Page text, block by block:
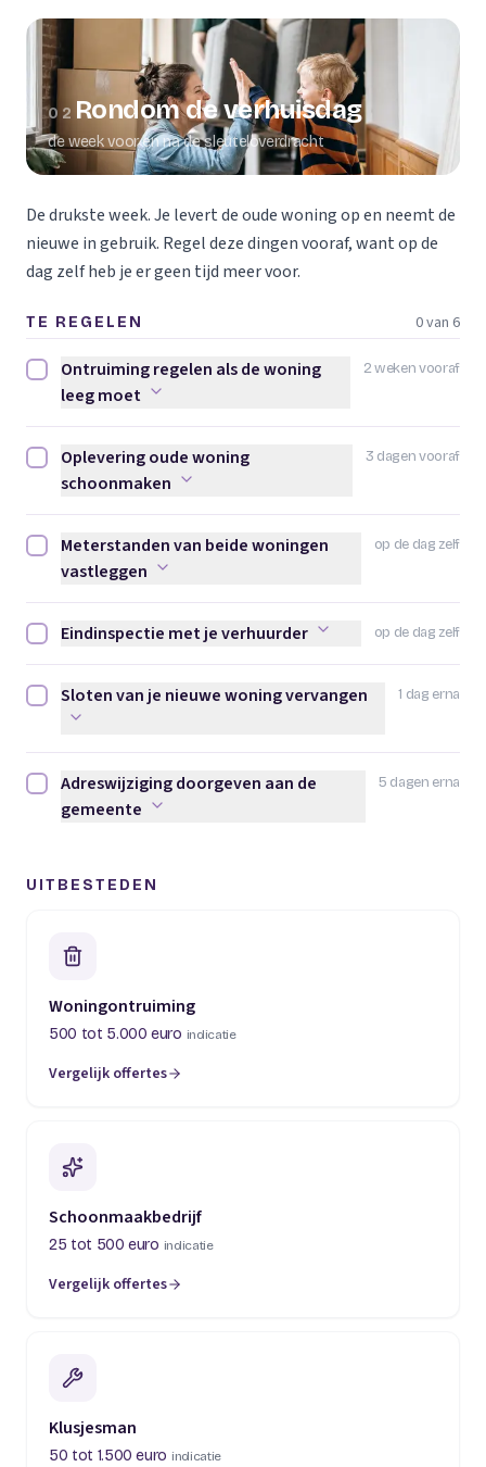
02 Rondom de verhuisdag
de week voor en na de sleuteloverdracht
De drukste week. Je levert de oude woning op en neemt de
nieuwe in gebruik. Regel deze dingen vooraf, want op de
dag zelf heb je er geen tijd meer voor.
TE REGELEN 0 van 6
2 weken vooraf
Ontruiming regelen als de woning leeg moet afvinken
Ontruiming regelen als de woning
leeg moet
3 dagen vooraf
Oplevering oude woning schoonmaken afvinken
Oplevering oude woning
schoonmaken
op de dag zelf
Meterstanden van beide woningen vastleggen afvinken
Meterstanden van beide woningen
vastleggen
op de dag zelf
Eindinspectie met je verhuurder afvinken
Eindinspectie met je verhuurder
1 dag erna
Sloten van je nieuwe woning vervangen afvinken
Sloten van je nieuwe woning vervangen
5 dagen erna
Adreswijziging doorgeven aan de gemeente afvinken
Adreswijziging doorgeven aan de
gemeente
UITBESTEDEN
Woningontruiming
500 tot 5.000 euro indicatie
Vergelijk offertes
(opent in een nieuw tabblad)
Schoonmaakbedrijf
25 tot 500 euro indicatie
Vergelijk offertes
(opent in een nieuw tabblad)
Klusjesman
50 tot 1.500 euro indicatie